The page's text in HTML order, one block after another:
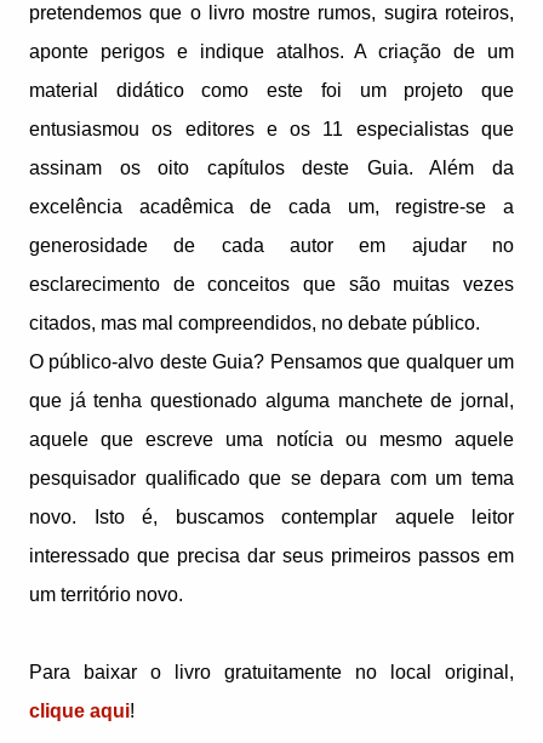
pretendemos que o livro mostre rumos, sugira roteiros,
aponte perigos e indique atalhos. A criação de um
material didático como este foi um projeto que
entusiasmou os editores e os 11 especialistas que
assinam os oito capítulos deste Guia. Além da
excelência acadêmica de cada um, registre-se a
generosidade de cada autor em ajudar no
esclarecimento de conceitos que são muitas vezes
citados, mas mal compreendidos, no debate público.
O público-alvo deste Guia? Pensamos que qualquer um
que já tenha questionado alguma manchete de jornal,
aquele que escreve uma notícia ou mesmo aquele
pesquisador qualificado que se depara com um tema
novo. Isto é, buscamos contemplar aquele leitor
interessado que precisa dar seus primeiros passos em
um território novo.
Para baixar o livro gratuitamente no local original,
clique aqui!